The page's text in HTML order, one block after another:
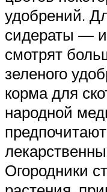
удобрений.
сидераты —
смотрят
зеленого
корма для
народной
Огородники